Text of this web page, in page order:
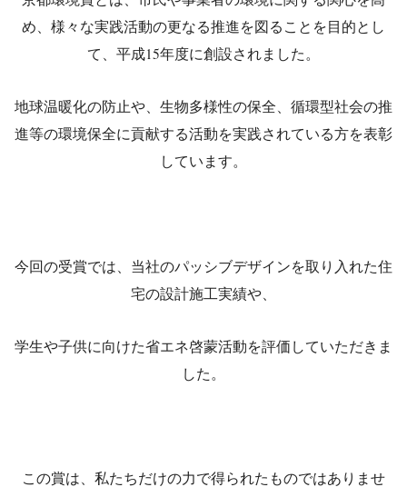
め、様々な実践活動の更なる推進を図ることを目的とし
て、平成15年度に創設されました。
地球温暖化の防止や、生物多様性の保全、循環型社会の推
進等の環境保全に貢献する活動を実践されている方を表彰
しています。
今回の受賞では、当社のパッシブデザインを取り入れた住
宅の設計施工実績や、
学生や子供に向けた省エネ啓蒙活動を評価していただきま
した。
この賞は、私たちだけの力で得られたものではありませ